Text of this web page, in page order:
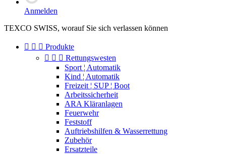
Anmelden
TEXCO SWISS, worauf Sie sich verlassen können
   Produkte
   Rettungswesten
Sport ¦ Automatik
Kind ¦ Automatik
Freizeit ¦ SUP ¦ Boot
Arbeitssicherheit
ARA Kläranlagen
Feuerwehr
Feststoff
Auftriebshilfen & Wasserrettung
Zubehör
Ersatzteile